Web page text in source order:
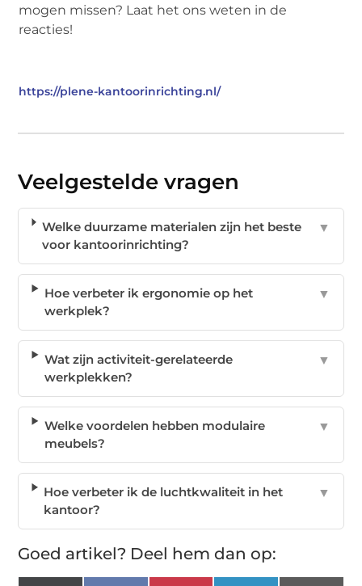
mogen missen? Laat het ons weten in de
reacties!
https://plene-kantoorinrichting.nl/
Veelgestelde vragen
Welke duurzame materialen zijn het beste
voor kantoorinrichting?
▼
Hoe verbeter ik ergonomie op het
werkplek?
▼
Wat zijn activiteit-gerelateerde
werkplekken?
▼
Welke voordelen hebben modulaire
meubels?
▼
Hoe verbeter ik de luchtkwaliteit in het
kantoor?
▼
Goed artikel? Deel hem dan op: